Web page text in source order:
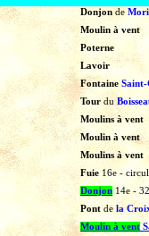
Donjon de
Moulin à vent
Poterne
Lavoir
Fontaine Saint-
Tour du
Moulins à vent
Moulin à vent
Moulins à vent
Fuie 16e -
Donjon 14e - 32
Pont de la
Moulin à vent